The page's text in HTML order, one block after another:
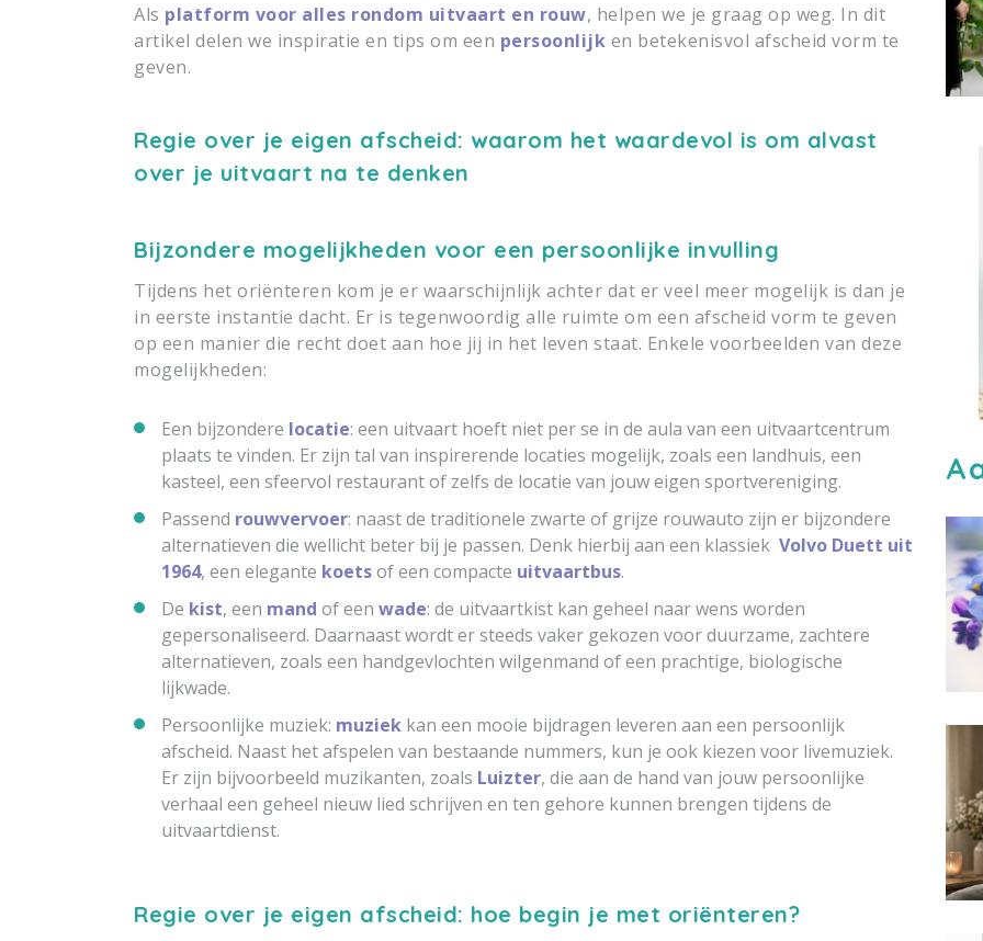
Als platform voor alles rondom uitvaart en rouw, helpen we je graag op weg. In dit
artikel delen we inspiratie en tips om een persoonlijk en betekenisvol afscheid vorm te
geven.
Regie over je eigen afscheid: waarom het waardevol is om alvast
over je uitvaart na te denken
Bijzondere mogelijkheden voor een persoonlijke invulling
Tijdens het oriënteren kom je er waarschijnlijk achter dat er veel meer mogelijk is dan je
in eerste instantie dacht. Er is tegenwoordig alle ruimte om een afscheid vorm te geven
op een manier die recht doet aan hoe jij in het leven staat. Enkele voorbeelden van deze
mogelijkheden:
Een bijzondere locatie: een uitvaart hoeft niet per se in de aula van een uitvaartcentrum
plaats te vinden. Er zijn tal van inspirerende locaties mogelijk, zoals een landhuis, een
kasteel, een sfeervol restaurant of zelfs de locatie van jouw eigen sportvereniging.
Passend rouwvervoer: naast de traditionele zwarte of grijze rouwauto zijn er bijzondere
alternatieven die wellicht beter bij je passen. Denk hierbij aan een klassiek Volvo Duett uit
1964, een elegante koetsof een compacte uitvaartbus.
De kist, een mand of een wade: de uitvaartkist kan geheel naar wens worden
gepersonaliseerd. Daarnaast wordt er steeds vaker gekozen voor duurzame, zachtere
alternatieven, zoals een handgevlochten wilgenmand of een prachtige, biologische
lijkwade.
Persoonlijke muziek: muziek kan een mooie bijdragen leveren aan een persoonlijk
afscheid. Naast het afspelen van bestaande nummers, kun je ook kiezen voor livemuziek.
Er zijn bijvoorbeeld muzikanten, zoals Luizter, die aan de hand van jouw persoonlijke
verhaal een geheel nieuw lied schrijven en ten gehore kunnen brengen tijdens de
uitvaartdienst.
Regie over je eigen afscheid: hoe begin je met oriënteren?